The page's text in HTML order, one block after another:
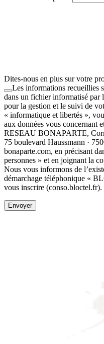
Dites-nous en plus sur votre
Les informations recueillies
dans un fichier informatisé
pour la gestion et le suivi de
« informatique et libertés »,
aux données vous concernant
RESEAU BONAPARTE,
75 boulevard Haussmann ·
bonaparte.com, en précisant
personnes » et en joignant la
Nous vous informons de
démarchage téléphonique «
vous inscrire (conso.bloctel.fr).
Envoyer